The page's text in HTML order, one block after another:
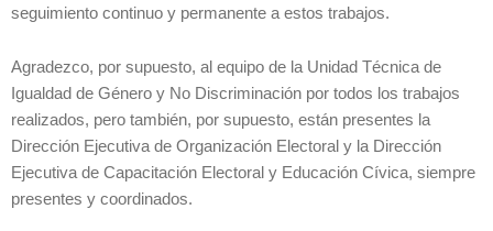
seguimiento continuo y permanente a estos trabajos.
Agradezco, por supuesto, al equipo de la Unidad Técnica de
Igualdad de Género y No Discriminación por todos los trabajos
realizados, pero también, por supuesto, están presentes la
Dirección Ejecutiva de Organización Electoral y la Dirección
Ejecutiva de Capacitación Electoral y Educación Cívica, siempre
presentes y coordinados.